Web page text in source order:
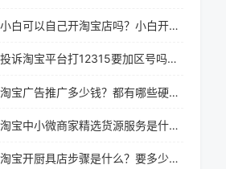
小白可以自己开淘宝店吗？小白开网店该怎么做起来
投诉淘宝平台打12315要加区号吗？怎么加？
淘宝广告推广多少钱？都有哪些硬广广告？
淘宝中小微商家精选货源服务是什么？免费吗？
淘宝开厨具店步骤是什么？要多少钱？